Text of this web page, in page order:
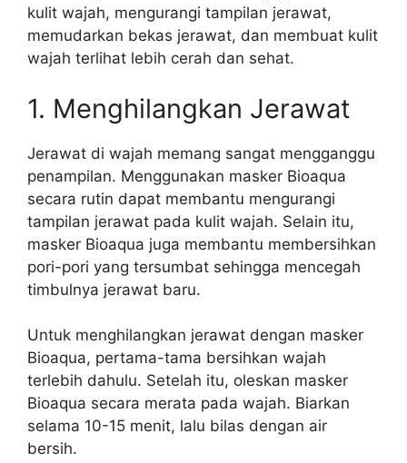
kulit wajah, mengurangi tampilan jerawat,
memudarkan bekas jerawat, dan membuat kulit
wajah terlihat lebih cerah dan sehat.
1. Menghilangkan Jerawat
Jerawat di wajah memang sangat mengganggu
penampilan. Menggunakan masker Bioaqua
secara rutin dapat membantu mengurangi
tampilan jerawat pada kulit wajah. Selain itu,
masker Bioaqua juga membantu membersihkan
pori-pori yang tersumbat sehingga mencegah
timbulnya jerawat baru.
Untuk menghilangkan jerawat dengan masker
Bioaqua, pertama-tama bersihkan wajah
terlebih dahulu. Setelah itu, oleskan masker
Bioaqua secara merata pada wajah. Biarkan
selama 10-15 menit, lalu bilas dengan air
bersih.